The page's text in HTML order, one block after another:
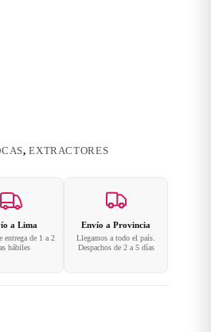
,EXTRACTORES
a Lima
entrega de 1 a 2
hábiles
Envío a Provincia
Llegamos a todo el país.
Despachos de 2 a 5 días